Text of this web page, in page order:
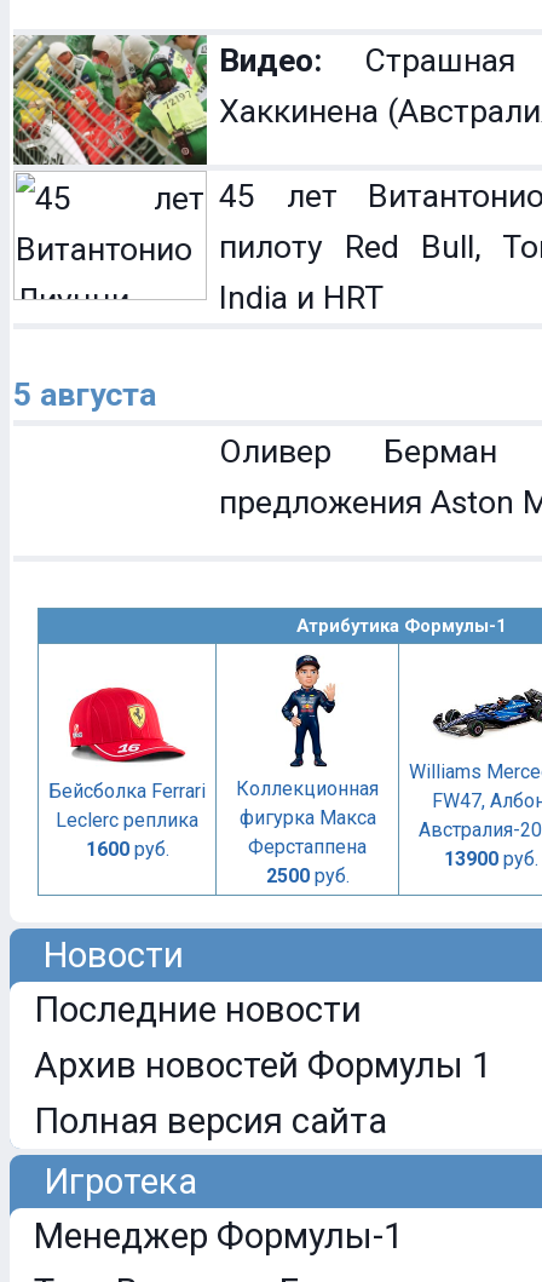
Видео: Страшная
Хаккинена
45 лет
пилоту Red Bull,
India и HRT
5 августа
Оливер Берман
предложения Aston
Атрибутика Формулы-1
Бейсболка Ferrari
Leclerc реплика
1600руб.
Коллекционная
фигурка Макса
Ферстаппена
2500руб.
Williams
FW47,
Австралия-
13900руб.
Новости
Последние новости
Архив новостей Формулы 1
Полная версия сайта
Игротека
Менеджер Формулы-1